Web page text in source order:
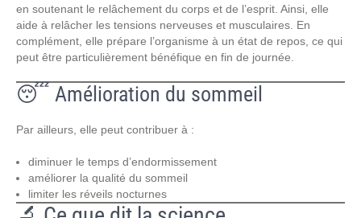
en soutenant le relâchement du corps et de l’esprit. Ainsi, elle
aide à relâcher les tensions nerveuses et musculaires. En
complément, elle prépare l’organisme à un état de repos, ce qui
peut être particulièrement bénéfique en fin de journée.
😴 Amélioration du sommeil
Par ailleurs, elle peut contribuer à :
diminuer le temps d’endormissement
améliorer la qualité du sommeil
limiter les réveils nocturnes